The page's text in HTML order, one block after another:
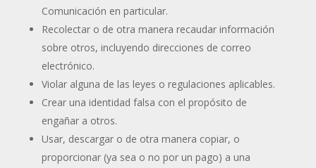
Comunicación en particular.
Recolectar o de otra manera recaudar información
sobre otros, incluyendo direcciones de correo
electrónico.
Violar alguna de las leyes o regulaciones aplicables.
Crear una identidad falsa con el propósito de
engañar a otros.
Usar, descargar o de otra manera copiar, o
proporcionar (ya sea o no por un pago) a una